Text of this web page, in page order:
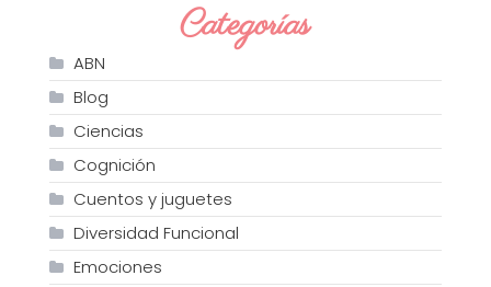
Categorías
ABN
Blog
Ciencias
Cognición
Cuentos y juguetes
Diversidad Funcional
Emociones